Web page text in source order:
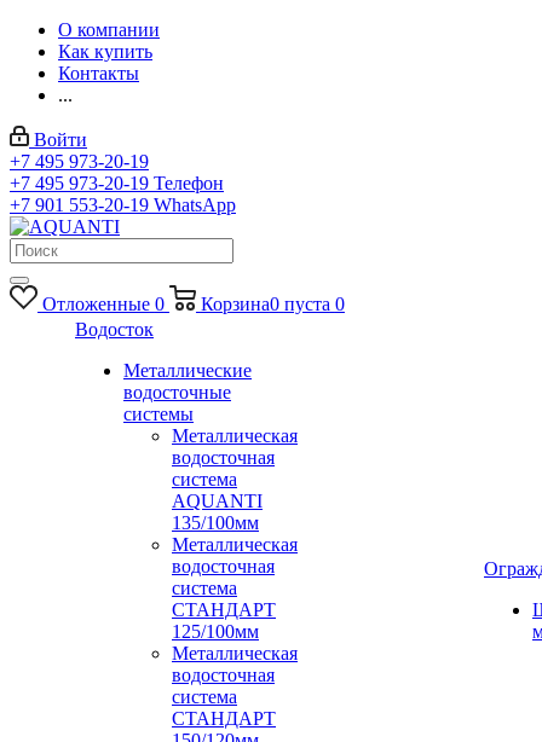
О компании
Как купить
Контакты
...
Войти
+7 495 973-20-19
+7 495 973-20-19 Телефон
+7 901 553-20-19 WhatsApp
Отложенные 0 Корзина0 пуста 0
Водосток
Металлические
водосточные
системы
Металлическая
водосточная
система
AQUANTI
135/100мм
Металлическая
водосточная
система
СТАНДАРТ
125/100мм
Металлическая
водосточная
система
СТАНДАРТ